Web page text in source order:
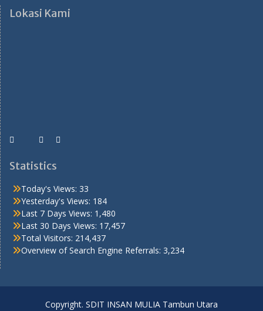
Lokasi Kami
Statistics
Today's Views: 33
Yesterday's Views: 184
Last 7 Days Views: 1,480
Last 30 Days Views: 17,457
Total Visitors: 214,437
Overview of Search Engine Referrals: 3,234
Copyright. SDIT INSAN MULIA Tambun Utara